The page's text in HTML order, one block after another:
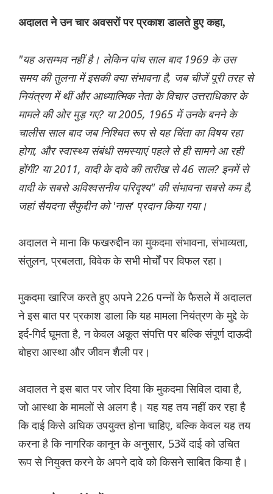
अदालत ने उन चार अवसरों पर प्रकाश डालते हुए कहा,
"यह असम्भव नहीं है। लेकिन पांच साल बाद 1969 के उस
समय की तुलना में इसकी क्या संभावना है, जब चीजें पूरी तरह से
नियंत्रण में थीं और आध्यात्मिक नेता के विचार उत्तराधिकार के
मामले की ओर मुड़ गए? या 2005, 1965 में उनके बनने के
चालीस साल बाद जब निश्चित रूप से यह चिंता का विषय रहा
होगा, और स्वास्थ्य संबंधी समस्याएं पहले से ही सामने आ रही
होंगी? या 2011, वादी के दावे की तारीख से 46 साल? इनमें से
वादी के सबसे अविश्वसनीय परिदृश्य" की संभावना सबसे कम है,
जहां सैयदना सैफुद्दीन को 'नास' प्रदान किया गया।
अदालत ने माना कि फखरुद्दीन का मुकदमा संभावना, संभाव्यता,
संतुलन, प्रबलता, विवेक के सभी मोर्चों पर विफल रहा।
मुकदमा खारिज करते हुए अपने 226 पन्नों के फैसले में अदालत
ने इस बात पर प्रकाश डाला कि यह मामला नियंत्रण के मुद्दे के
इर्द-गिर्द घूमता है, न केवल अकूत संपत्ति पर बल्कि संपूर्ण दाऊदी
बोहरा आस्था और जीवन शैली पर।
अदालत ने इस बात पर जोर दिया कि मुकदमा सिविल दावा है,
जो आस्था के मामलों से अलग है। यह यह तय नहीं कर रहा है
कि दाई किसे अधिक उपयुक्त होना चाहिए, बल्कि केवल यह तय
करना है कि नागरिक कानून के अनुसार, 53वें दाई को उचित
रूप से नियुक्त करने के अपने दावे को किसने साबित किया है।